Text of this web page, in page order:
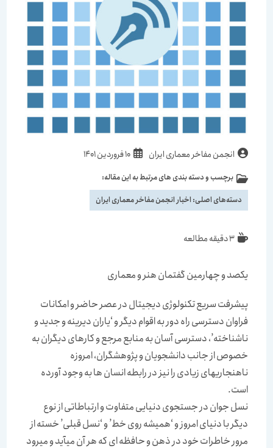
انجمن مفاخر معماری ایران 10 فروردین 1401
برچسب و دسته بندی های مرتبط به این مقاله:
دسته‌های اصلی:اخبار انجمن مفاخر معماری ایران
3 دقیقه مطالعه
یکصد و چهارمین گفتمان هنر و معماری
پیشرفت سريع تکنولوژی دیجيتال در عصر حاضر و امکانات
فراوان دسترسی راه دور به اقوام ديگر و ‘ياران ديرينه و جديد و
ناشناخته’، دسترسی آسان به منابع مرجع و کارهای ديگران به
خصوص از جانب دانشجويان و پژوهشگران، امروزه
ناهنجاريهای زيادی را نيز در رابطه انسان ها به وجود آورده
است.
نسل جوان در جستجوی دنيايی متفاوت و ارتباطاتی از نوع
ديگر با دنيای امروز و ‘هميشه روی خط’ و ‘نسل قبلی’ خسته از
مرور خاطرات خود در ذهن و حافظه ای که هر آن ميآيد و ميرود